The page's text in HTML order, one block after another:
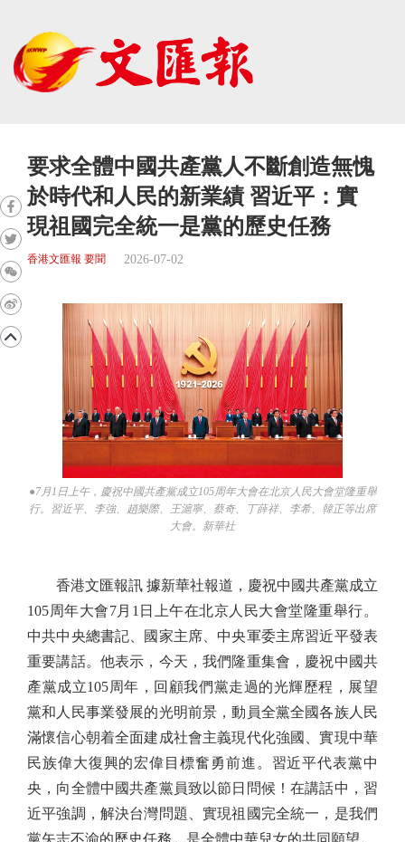
要求全體中國共產黨人不斷創造無愧
於時代和人民的新業績 習近平：實
現祖國完全統一是黨的歷史任務
香港文匯報 要聞 2026-07-02
●7月1日上午，慶祝中國共產黨成立105周年大會在北京人民大會堂隆重舉
行。習近平、李強、趙樂際、王滬寧、蔡奇、丁薛祥、李希、韓正等出席
大會。新華社
香港文匯報訊 據新華社報道，慶祝中國共產黨成立
105周年大會7月1日上午在北京人民大會堂隆重舉行。
中共中央總書記、國家主席、中央軍委主席習近平發表
重要講話。他表示，今天，我們隆重集會，慶祝中國共
產黨成立105周年，回顧我們黨走過的光輝歷程，展望
黨和人民事業發展的光明前景，動員全黨全國各族人民
滿懷信心朝着全面建成社會主義現代化強國、實現中華
民族偉大復興的宏偉目標奮勇前進。習近平代表黨中
央，向全體中國共產黨員致以節日問候！在講話中，習
近平強調，解決台灣問題、實現祖國完全統一，是我們
黨矢志不渝的歷史任務，是全體中華兒女的共同願望。